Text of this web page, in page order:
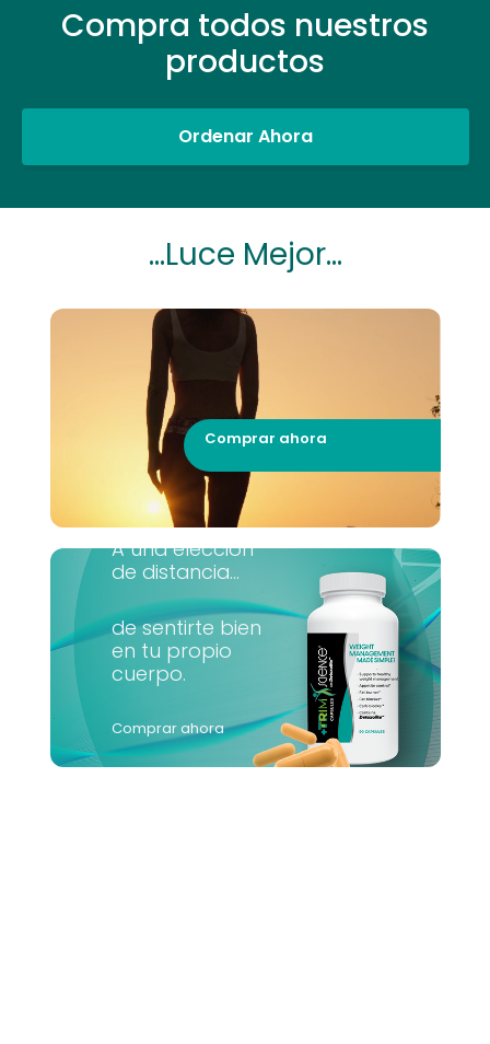
Compra todos nuestros
productos
Ordenar Ahora
...Luce Mejor...
Comprar ahora
A una elección
de distancia...
de sentirte bien
en tu propio
cuerpo.
Comprar ahora